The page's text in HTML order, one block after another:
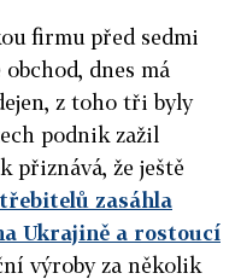
firmu před sedmi
dnes má
z toho tři byly
podnik zažil
přiznává, že ještě
zasáhla
Ukrajině a rostoucí
výroby za několik